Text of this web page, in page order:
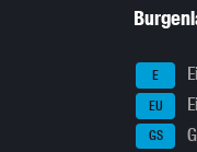
E
EU
GS